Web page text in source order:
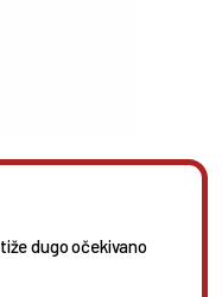
dugo očekivano